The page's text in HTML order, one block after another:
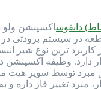
دانفوساکسپنشن ولو
کاربرد ترین نوع شیر
دارد. وظیفه
مبرد توسط سوپر هیت